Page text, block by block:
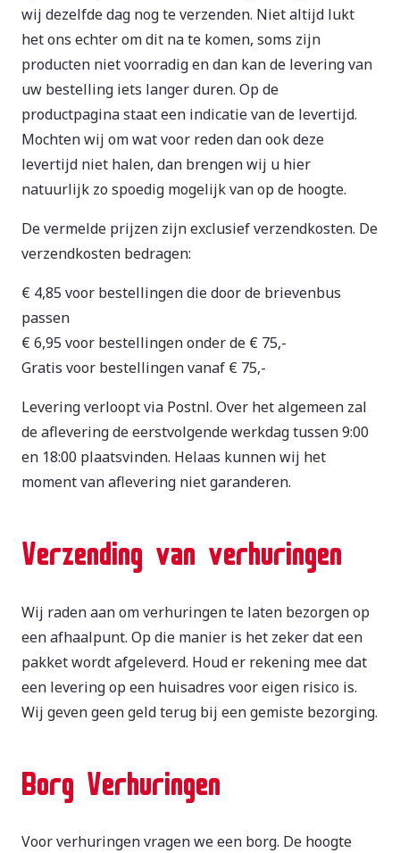
wij dezelfde dag nog te verzenden. Niet altijd lukt
het ons echter om dit na te komen, soms zijn
producten niet voorradig en dan kan de levering van
uw bestelling iets langer duren. Op de
productpagina staat een indicatie van de levertijd.
Mochten wij om wat voor reden dan ook deze
levertijd niet halen, dan brengen wij u hier
natuurlijk zo spoedig mogelijk van op de hoogte.
De vermelde prijzen zijn exclusief verzendkosten. De
verzendkosten bedragen:
€ 4,85 voor bestellingen die door de brievenbus
passen
€ 6,95 voor bestellingen onder de € 75,-
Gratis voor bestellingen vanaf € 75,-
Levering verloopt via Postnl. Over het algemeen zal
de aflevering de eerstvolgende werkdag tussen 9:00
en 18:00 plaatsvinden. Helaas kunnen wij het
moment van aflevering niet garanderen.
Verzending van verhuringen
Wij raden aan om verhuringen te laten bezorgen op
een afhaalpunt. Op die manier is het zeker dat een
pakket wordt afgeleverd. Houd er rekening mee dat
een levering op een huisadres voor eigen risico is.
Wij geven geen geld terug bij een gemiste bezorging.
Borg Verhuringen
Voor verhuringen vragen we een borg. De hoogte